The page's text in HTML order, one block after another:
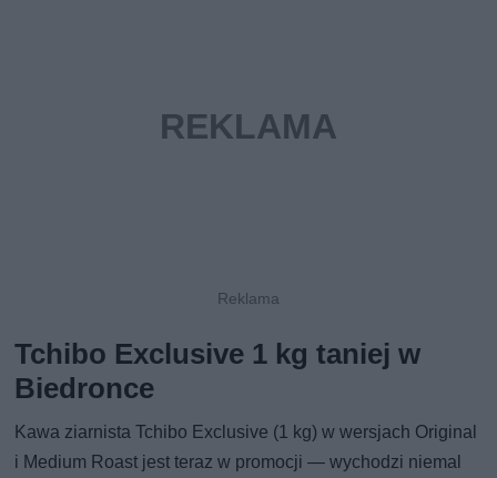
Tchibo Exclusive 1 kg taniej w
Biedronce
Kawa ziarnista Tchibo Exclusive (1 kg) w wersjach Original
i Medium Roast jest teraz w promocji — wychodzi niemal